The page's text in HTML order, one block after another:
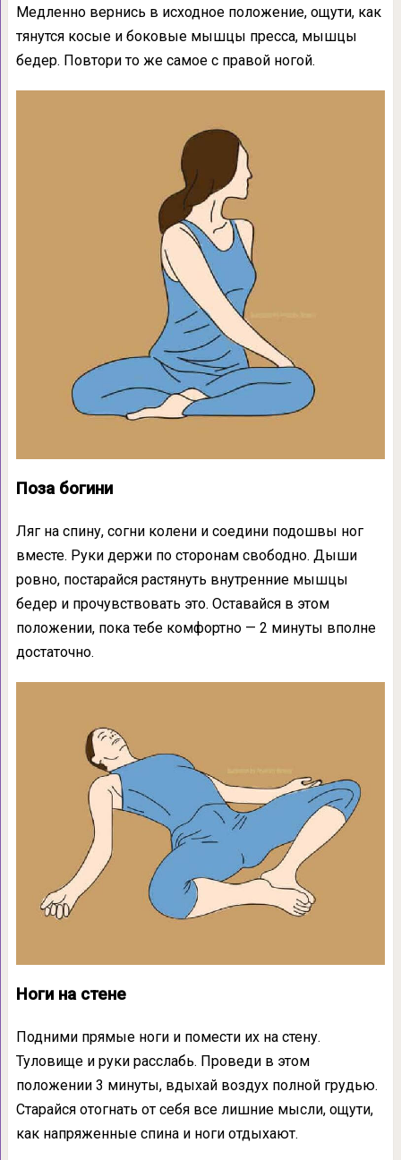
Медленно вернись в исходное положение, ощути, как
тянутся косые и боковые мышцы пресса, мышцы
бедер. Повтори то же самое с правой ногой.
Поза богини
Ляг на спину, согни колени и соедини подошвы ног
вместе. Руки держи по сторонам свободно. Дыши
ровно, постарайся растянуть внутренние мышцы
бедер и прочувствовать это. Оставайся в этом
положении, пока тебе комфортно — 2 минуты вполне
достаточно.
Ноги на стене
Подними прямые ноги и помести их на стену.
Туловище и руки расслабь. Проведи в этом
положении 3 минуты, вдыхай воздух полной грудью.
Старайся отогнать от себя все лишние мысли, ощути,
как напряженные спина и ноги отдыхают.